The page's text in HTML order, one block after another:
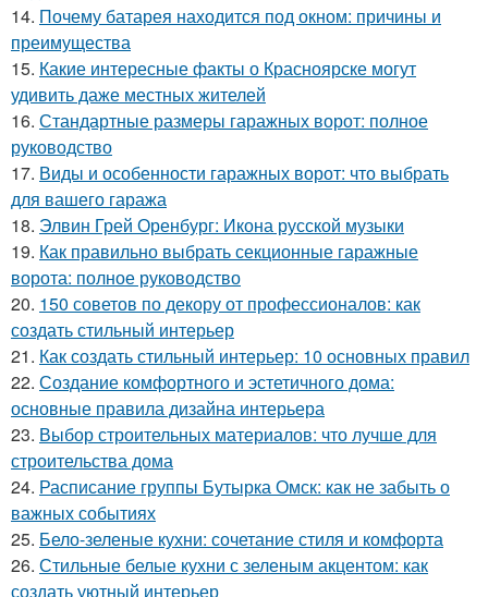
14. Почему батарея находится под окном: причины и
преимущества
15. Какие интересные факты о Красноярске могут
удивить даже местных жителей
16. Стандартные размеры гаражных ворот: полное
руководство
17. Виды и особенности гаражных ворот: что выбрать
для вашего гаража
18. Элвин Грей Оренбург: Икона русской музыки
19. Как правильно выбрать секционные гаражные
ворота: полное руководство
20. 150 советов по декору от профессионалов: как
создать стильный интерьер
21. Как создать стильный интерьер: 10 основных правил
22. Создание комфортного и эстетичного дома:
основные правила дизайна интерьера
23. Выбор строительных материалов: что лучше для
строительства дома
24. Расписание группы Бутырка Омск: как не забыть о
важных событиях
25. Бело-зеленые кухни: сочетание стиля и комфорта
26. Стильные белые кухни с зеленым акцентом: как
создать уютный интерьер